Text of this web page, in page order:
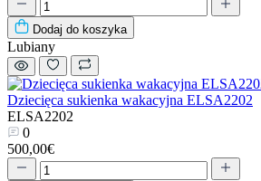
Dodaj do koszyka
Lubiany
Dziecięca sukienka wakacyjna ELSA2202
ELSA2202
0
500,00€